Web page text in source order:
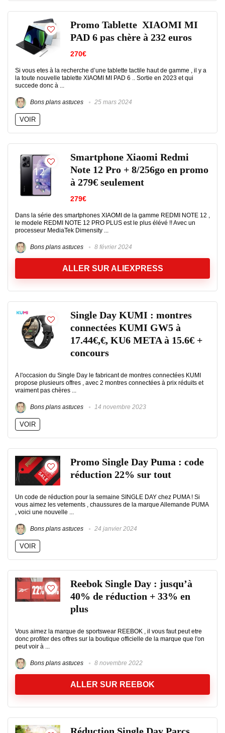
Promo Tablette XIAOMI MI
PAD 6 pas chère à 232 euros
270€
Si vous etes à la recherche d’une tablette tactile haut de gamme , il y a
la toute nouvelle tablette XIAOMI MI PAD 6 .. Sortie en 2023 et qui
succede donc à ...
Bons plans astuces 25 mars 2024
VOIR
Smartphone Xiaomi Redmi
Note 12 Pro + 8/256go en promo
à 279€ seulement
279€
Dans la série des smartphones XIAOMI de la gamme REDMI NOTE 12 ,
le modele REDMI NOTE 12 PRO PLUS est le plus élévé !! Avec un
processeur MediaTek Dimensity ...
Bons plans astuces 8 février 2024
ALLER SUR ALIEXPRESS
Single Day KUMI : montres
connectées KUMI GW5 à
17.44€,€, KU6 META à 15.6€ +
concours
A l'occasion du Single Day le fabricant de montres connectées KUMI
propose plusieurs offres , avec 2 montres connectées à prix réduits et
vraiment pas chères ...
Bons plans astuces 14 novembre 2023
VOIR
Promo Single Day Puma : code
réduction 22% sur tout
Un code de réduction pour la semaine SINGLE DAY chez PUMA ! Si
vous aimez les vetements , chaussures de la marque Allemande PUMA
, voici une nouvelle ...
Bons plans astuces 24 janvier 2024
VOIR
Reebok Single Day : jusqu’à
40% de réduction + 33% en
plus
Vous aimez la marque de sportswear REEBOK , il vous faut peut etre
donc profiter des offres sur la boutique officielle de la marque que l'on
peut voir à ...
Bons plans astuces 8 novembre 2022
ALLER SUR REEBOK